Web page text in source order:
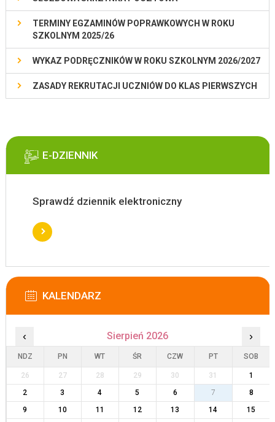
TERMINY EGZAMINÓW POPRAWKOWYCH W ROKU
SZKOLNYM 2025/26
WYKAZ PODRĘCZNIKÓW W ROKU SZKOLNYM 2026/2027
ZASADY REKRUTACJI UCZNIÓW DO KLAS PIERWSZYCH
E-DZIENNIK
Sprawdź dziennik elektroniczny
KALENDARZ
‹ Sierpień 2026 ›
NDZ PN WT ŚR CZW PT SOB
26 27 28 29 30 31
1
2
3 4 5 6 7
8
9
10 11 12 13 14
15